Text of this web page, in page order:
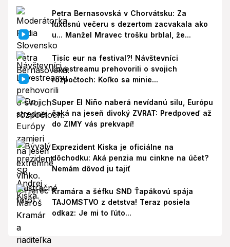
Petra Bernasovská v Chorvátsku: Za
luxusnú večeru s dezertom zacvakala ako
u... Manžel Mravec trošku brblal, že...
Tisíc eur na festival?! Návštevníci
Lovestreamu prehovorili o svojich
rozpočtoch: Koľko sa minie...
Super El Niño naberá nevídanú silu, Európu
čaká na jeseň divoký ZVRAT: Predpoveď až
do ZIMY vás prekvapí!
Exprezident Kiska je oficiálne na
dôchodku: Aká penzia mu cinkne na účet?
Nemám dôvod ju tajiť
Kramára a šéfku SND Ťapákovú spája
TAJOMSTVO z detstva! Teraz posiela
odkaz: Je mi to ľúto...